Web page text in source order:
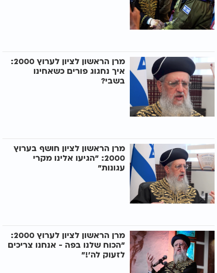
מרן הראשון לציון לערוץ 2000:
איך נחגוג פורים כשאחינו
בשבי?
מרן הראשון לציון חושף בערוץ
2000: "הגיעו אלינו מקרי
עגונות"
מרן הראשון לציון לערוץ 2000:
"הכוח שלנו בפה - אנחנו צריכים
לזעוק לה'!"